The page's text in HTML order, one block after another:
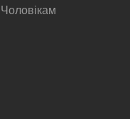
Чоловікам